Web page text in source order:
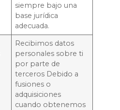
siempre bajo una
base jurídica
adecuada.
Recibimos datos
personales sobre ti
por parte de
terceros Debido a
fusiones o
adquisiciones
cuando obtenemos